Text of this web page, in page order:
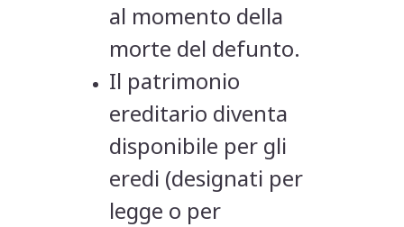
al momento della
morte del defunto.
Il patrimonio
ereditario diventa
disponibile per gli
eredi (designati per
legge o per